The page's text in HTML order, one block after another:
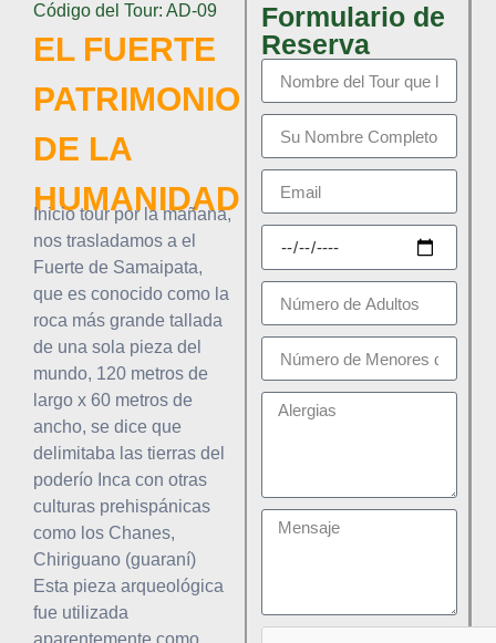
Código del Tour: AD-09
EL FUERTE
PATRIMONIO
DE LA
HUMANIDAD
Inicio tour por la mañana,
nos trasladamos a el
Fuerte de Samaipata,
que es conocido como la
roca más grande tallada
de una sola pieza del
mundo, 120 metros de
largo x 60 metros de
ancho, se dice que
delimitaba las tierras del
poderío Inca con otras
culturas prehispánicas
como los Chanes,
Chiriguano (guaraní)
Esta pieza arqueológica
fue utilizada
aparentemente como
Formulario de
Reserva